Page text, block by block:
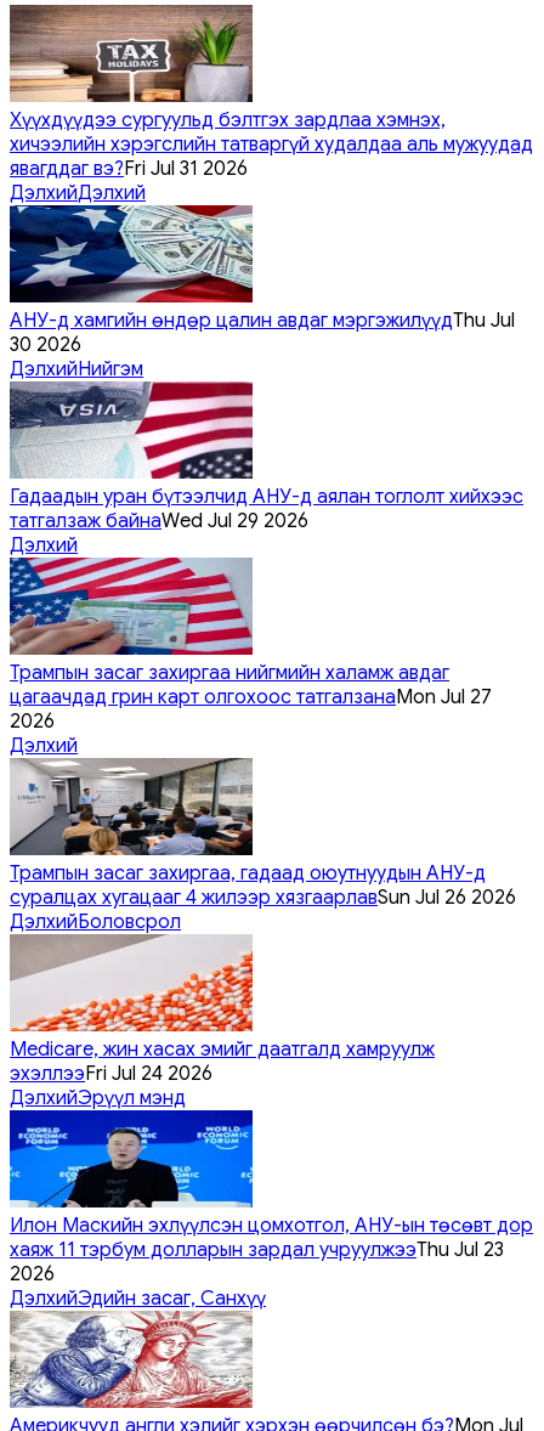
Хүүхдүүдээ сургуульд бэлтгэх зардлаа хэмнэх,
хичээлийн хэрэгслийн татваргүй худалдаа аль мужуудад
явагддаг вэ?Fri Jul 31 2026
ДэлхийДэлхий
АНУ-д хамгийн өндөр цалин авдаг мэргэжилүүдThu Jul
30 2026
ДэлхийНийгэм
Гадаадын уран бүтээлчид АНУ-д аялан тоглолт хийхээс
татгалзаж байнаWed Jul 29 2026
Дэлхий
Трампын засаг захиргаа нийгмийн халамж авдаг
цагаачдад грин карт олгохоос татгалзанаMon Jul 27
2026
Дэлхий
Трампын засаг захиргаа, гадаад оюутнуудын АНУ-д
суралцах хугацааг 4 жилээр хязгаарлавSun Jul 26 2026
ДэлхийБоловсрол
Medicare, жин хасах эмийг даатгалд хамруулж
эхэллээFri Jul 24 2026
ДэлхийЭрүүл мэнд
Илон Маскийн эхлүүлсэн цомхотгол, АНУ-ын төсөвт дор
хаяж 11 тэрбум долларын зардал учруулжээThu Jul 23
2026
ДэлхийЭдийн засаг, Санхүү
Америкчууд англи хэлийг хэрхэн өөрчилсөн бэ?Mon Jul